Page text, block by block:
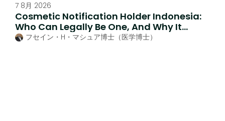
7 8月 2026
Cosmetic Notification Holder Indonesia:
Who Can Legally Be One, And Why It
Matters
フセイン・H・マシュア博士（医学博士）